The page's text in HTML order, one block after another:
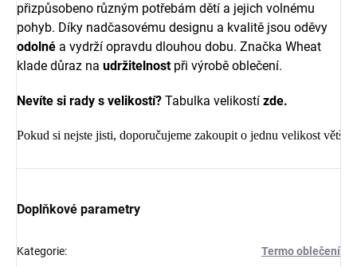
přizpůsobeno různým potřebám dětí a jejich volnému
pohyb. Díky nadčasovému designu a kvalitě jsou oděvy
odolné a vydrží opravdu dlouhou dobu. Značka Wheat
klade důraz na udržitelnostpři výrobě oblečení.
Nevíte si rady s velikostí? Tabulka velikostí zde.
Pokud si nejste jisti, doporučujeme zakoupit o jednu velikost
Doplňkové parametry
Kategorie: Termo oblečení